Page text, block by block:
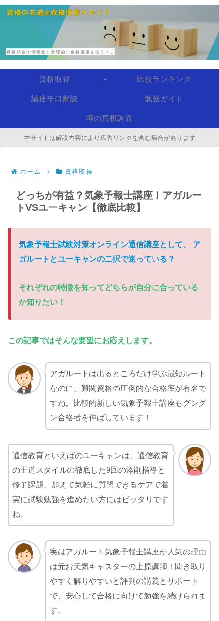
資格取得 比較ランキング
講座辛口解説 勉強ガイド
噂の真相調査
本サイトは解説内容により広告リンクを含む場合があります
ホーム 資格取得
どっちが有益？気象予報士講座！アガルー
トVSユーキャン【徹底比較】
気象予報士試験対策オンライン通信講座として、 ア
ガルートとユーキャンの二択で迷っている ？
それぞれの特徴を知ってどちらが自分に合っている
か知りたい ！
この記事ではそんな要望にお応えします。
アガルートは出るところだけ学ぶ最短ルート
なのに、難関資格の圧倒的な合格率が有名で
すね。比較的新しい気象予報士講座もグング
ン合格者を伸ばしています！
通信教育といえばのユーキャンは、通信教育
の王道スタイルの徹底した9回の添削指導と
修了課題、加えて気軽に質問できるケアで着
実に試験勉強を進めたい方にはピッタリです
ね。
実はアガルート気象予報士講座が人気の理由
は元お天気キャスターの上原講師！聞き取り
やすく解りやすいと評判の講義とサポート
で、安心して合格に向けて勉強を続けられま
す。